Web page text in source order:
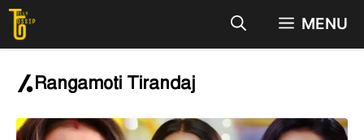
Skip
content
MENU
Rangamoti Tirandaj